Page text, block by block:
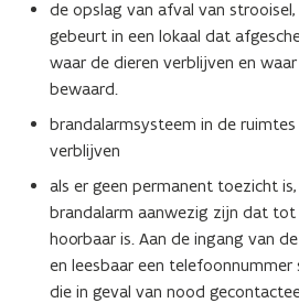
de opslag van afval van
gebeurt in een lokaal dat
waar de dieren verblijven en
bewaard.
brandalarmsysteem in de
verblijven
als er geen permanent toezicht
brandalarm aanwezig zijn dat
hoorbaar is. Aan de ingang van
en leesbaar een
die in geval van nood